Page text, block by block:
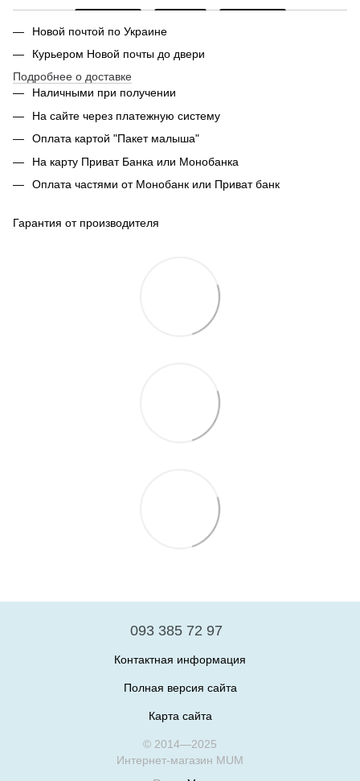
Новой почтой по Украине
Курьером Новой почты до двери
Подробнее о доставке
Наличными при получении
На сайте через платежную систему
Оплата картой "Пакет малыша"
На карту Приват Банка или Монобанка
Оплата частями от Монобанк или Приват банк
Гарантия от производителя
093 385 72 97
Контактная информация
Полная версия сайта
Карта сайта
© 2014—2025
Интернет-магазин MUM